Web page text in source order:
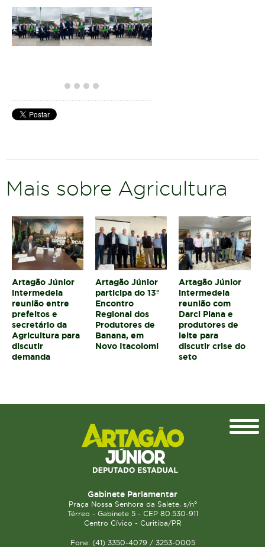
Mais sobre Agricultura
Artagão Júnior
intermedeia
reunião entre
prefeitos e
secretário da
Agricultura para
discutir
demanda
Artagão Júnior
participa do 13º
Encontro
Regional dos
Produtores de
Banana, em
Novo Itacolomi
Artagão Júnior
intermedeia
reunião com
Darci Piana e
produtores de
leite para
discutir crise do
seto
Gabinete Parlamentar
Praça Nossa Senhora da Salete, s/n°
Térreo - Gabinete 5 - CEP 80.530-911
Centro Cívico - Curitiba/PR
Fone: (41) 3350-4079 / 3253-0005